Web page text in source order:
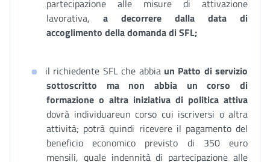
partecipazione alle misure di attivazione
lavorativa, a decorrere dalla data di
accoglimento della domanda di SFL;
il richiedente SFL che abbiaun Patto di servizio
sottoscritto ma non abbia un corso di
formazione o altra iniziativa di politica attiva
dovrà individuareun corso cui iscriversi o altra
attività; potrà quindi ricevere il pagamento del
beneficio economico previsto di 350 euro
mensili, quale indennità di partecipazione alle